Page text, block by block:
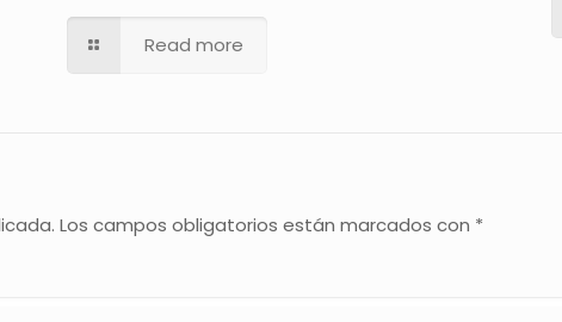
Read more
Los campos obligatorios están marcados con *